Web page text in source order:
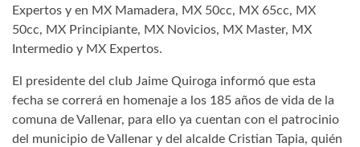
Expertos y en MX Mamadera, MX 50cc, MX 65cc, MX
50cc, MX Principiante, MX Novicios, MX Master, MX
Intermedio y MX Expertos.
El presidente del club Jaime Quiroga informó que esta
fecha se correrá en homenaje a los 185 años de vida de la
comuna de Vallenar, para ello ya cuentan con el patrocinio
del municipio de Vallenar y del alcalde Cristian Tapia, quién